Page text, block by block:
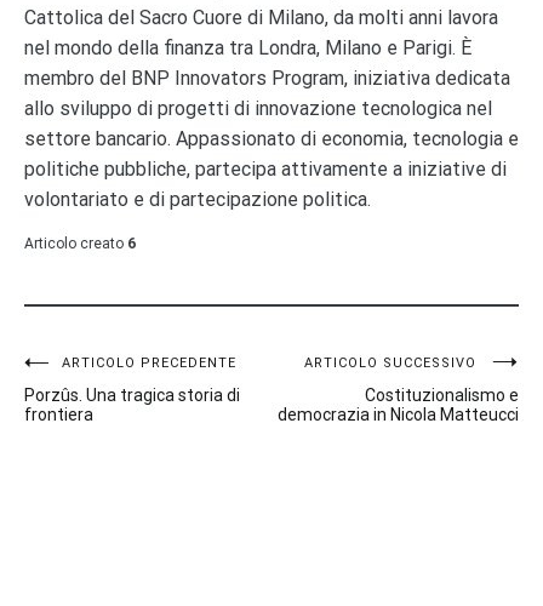
Cattolica del Sacro Cuore di Milano, da molti anni lavora
nel mondo della finanza tra Londra, Milano e Parigi. È
membro del BNP Innovators Program, iniziativa dedicata
allo sviluppo di progetti di innovazione tecnologica nel
settore bancario. Appassionato di economia, tecnologia e
politiche pubbliche, partecipa attivamente a iniziative di
volontariato e di partecipazione politica.
Articolo creato 6
Navigazione
articoli
ARTICOLO PRECEDENTE
Porzûs. Una tragica storia di
frontiera
ARTICOLO SUCCESSIVO
Costituzionalismo e
democrazia in Nicola Matteucci